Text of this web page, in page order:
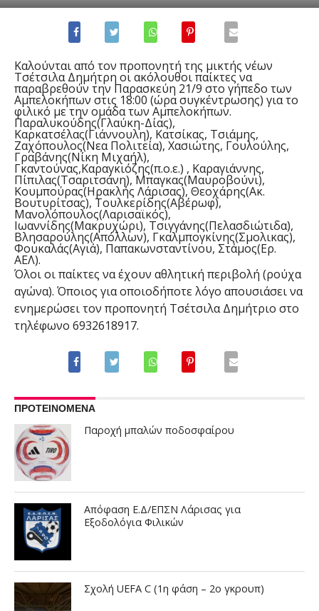
Καλούνται από τον προπονητή της μικτής νέων
Τσέτσιλα Δημήτρη οι ακόλουθοι παίκτες να
παραβρεθούν την Παρασκεύη 21/9 στο γήπεδο των
Αμπελοκήπων στις 18:00 (ώρα συγκέντρωσης) για το
φιλικό με την ομάδα των Αμπελοκήπων.
Παραλυκούδης(Γλαύκη-Δίας),
Καρκατσέλας(Γιάννουλη), Κατσίκας, Τσιάμης,
Ζαχόπουλος(Νεα Πολιτεία), Χασιώτης, Γουλούλης,
Γραβάνης(Νίκη Μιχαήλ),
Γκαντούνας,Καραγκιόζης(π.ο.ε.) , Καραγιάννης,
Πίπιλας(Τσαριτσάνη), Μπαγκας(Μαυροβούνι),
Κουμπούρας(Ηρακλής Λάρισας), Θεοχάρης(Ακ.
Βουτυρίτσας), Τουλκερίδης(Αβέρωφ),
Μανολόπουλος(Λαρισαϊκός),
Ιωαννίδης(Μακρυχώρι), Τσιγγάνης(Πελασδιώτιδα),
Βλησαρούλης(Απόλλων), Γκαλμπογκίνης(Σμολικας),
Φουκαλάς(Αγιά), Παπακωνσταντίνου, Στάμος(Ερ.
ΑΕΛ).
Όλοι οι παίκτες να έχουν αθλητική περιβολή (ρούχα
αγώνα). Όποιος για οποιοδήποτε λόγο απουσιάσει να
ενημερώσει τον προπονητή Τσέτσιλα Δημήτριο στο
τηλέφωνο 6932618917.
ΠΡΟΤΕΙΝΟΜΕΝΑ
Παροχή μπαλών ποδοσφαίρου
Απόφαση Ε.Δ/ΕΠΣΝ Λάρισας για
Εξοδολόγια Φιλικών
Σχολή UEFA C (1η φάση – 2ο γκρουπ)